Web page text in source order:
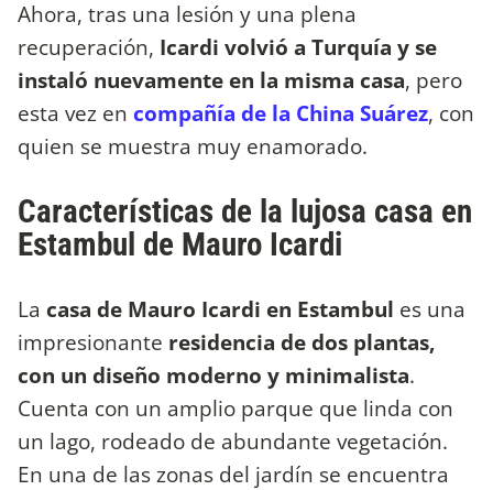
Ahora, tras una lesión y una plena
recuperación, Icardi volvió a Turquía y se
instaló nuevamente en la misma casa, pero
esta vez en compañía de la China Suárez, con
quien se muestra muy enamorado.
Características de la lujosa casa en
Estambul de Mauro Icardi
La casa de Mauro Icardi en Estambul es una
impresionante residencia de dos plantas,
con un diseño moderno y minimalista.
Cuenta con un amplio parque que linda con
un lago, rodeado de abundante vegetación.
En una de las zonas del jardín se encuentra